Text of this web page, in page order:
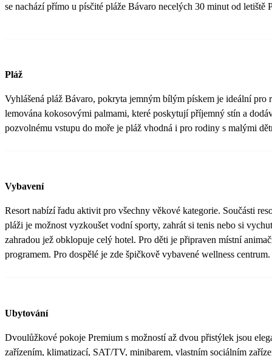
se nachází přímo u písčité pláže Bávaro necelých 30 minut od letiště
Pláž
Vyhlášená pláž Bávaro, pokryta jemným bílým pískem je ideální pro
lemována kokosovými palmami, které poskytují příjemný stín a
pozvolnému vstupu do moře je pláž vhodná i pro rodiny s malými
Vybavení
Resort nabízí řadu aktivit pro všechny věkové kategorie. Součásti
pláži je možnost vyzkoušet vodní sporty, zahrát si tenis nebo si
zahradou jež obklopuje celý hotel. Pro děti je připraven místní
programem. Pro dospělé je zde špičkově vybavené wellness centrum.
Ubytování
Dvoulůžkové pokoje Premium s možností až dvou přistýlek jsou
zařízením, klimatizací, SAT/TV, minibarem, vlastním sociálním